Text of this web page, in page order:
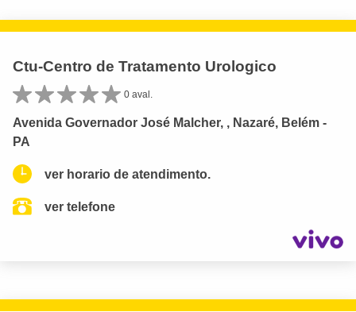
Ctu-Centro de Tratamento Urologico
0 aval.
Avenida Governador José Malcher, , Nazaré, Belém -
PA
ver horario de atendimento.
ver telefone